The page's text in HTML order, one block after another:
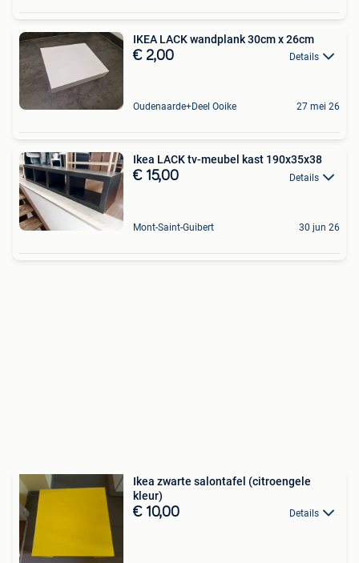
IKEA LACK wandplank 30cm x 26cm
€ 2,00 Details
Oudenaarde+Deel Ooike 27 mei 26
Ikea LACK tv-meubel kast 190x35x38
€ 15,00 Details
Mont-Saint-Guibert 30 jun 26
Ikea zwarte salontafel (citroengele
kleur)
€ 10,00 Details